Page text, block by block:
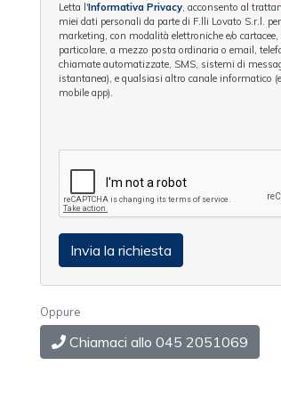
Letta l'Informativa Privacy, acconsento al
miei dati personali da parte di F.lli Lovato S.r.l.
marketing, con modalità elettroniche e/o cartacee,
particolare, a mezzo posta ordinaria o email,
chiamate automatizzate, SMS, sistemi di
istantanea), e qualsiasi altro canale informatico
mobile app).
Oppure
Chiamaci allo 045 2051069